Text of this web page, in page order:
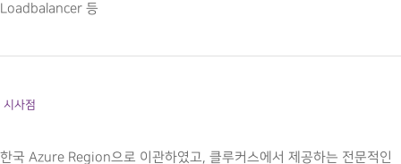
Loadbalancer 등
시사점
한국 Azure Region으로 이관하였고, 클루커스에서 제공하는 전문적인